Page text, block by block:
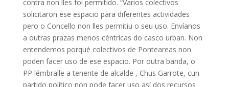
contra non lles foi permitido. “Varios colectivos
solicitaron ese espacio para diferentes actividades
pero o Concello non lles permitiu o seu uso. Envíanos
a outras prazas menos céntricas do casco urban. Non
entendemos porqué colectivos de Ponteareas non
poden facer uso de ese espacio. Por outra banda, o
PP lémbralle a tenente de alcalde , Chus Garrote, cun
partido político non pode facer uso así dos recursos